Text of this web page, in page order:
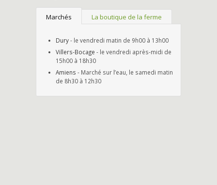
Marchés La boutique de la ferme
Dury- le vendredi matin de 9h00 à 13h00
Villers-Bocage - le vendredi après-midi de
15h00 à 18h30
Amiens - Marché sur l’eau, le samedi matin
de 8h30 à 12h30